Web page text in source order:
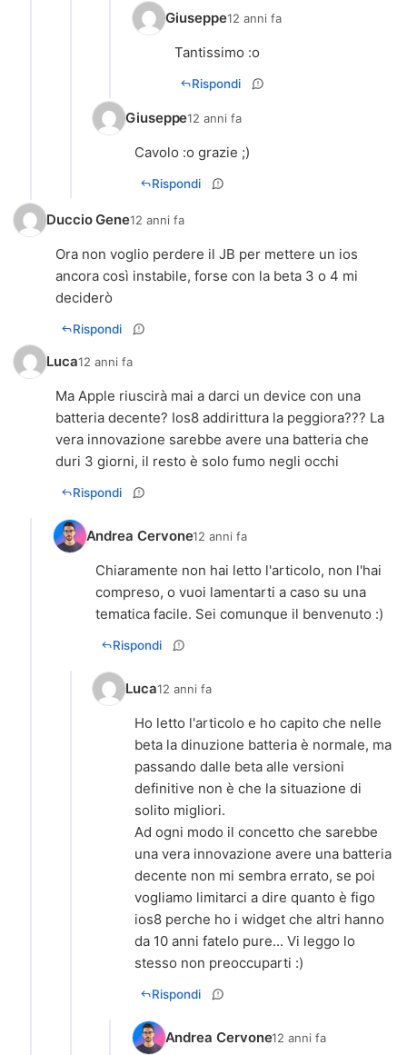
Giuseppe12 anni fa
Tantissimo :o
Rispondi
Giuseppe12 anni fa
Cavolo :o grazie ;)
Rispondi
Duccio Gene12 anni fa
Ora non voglio perdere il JB per mettere un ios
ancora così instabile, forse con la beta 3 o 4 mi
deciderò
Rispondi
Luca12 anni fa
Ma Apple riuscirà mai a darci un device con una
batteria decente? Ios8 addirittura la peggiora??? La
vera innovazione sarebbe avere una batteria che
duri 3 giorni, il resto è solo fumo negli occhi
Rispondi
Andrea Cervone12 anni fa
Chiaramente non hai letto l'articolo, non l'hai
compreso, o vuoi lamentarti a caso su una
tematica facile. Sei comunque il benvenuto :)
Rispondi
Luca12 anni fa
Ho letto l'articolo e ho capito che nelle
beta la dinuzione batteria è normale, ma
passando dalle beta alle versioni
definitive non è che la situazione di
solito migliori.
Ad ogni modo il concetto che sarebbe
una vera innovazione avere una batteria
decente non mi sembra errato, se poi
vogliamo limitarci a dire quanto è figo
ios8 perche ho i widget che altri hanno
da 10 anni fatelo pure... Vi leggo lo
stesso non preoccuparti :)
Rispondi
Andrea Cervone12 anni fa